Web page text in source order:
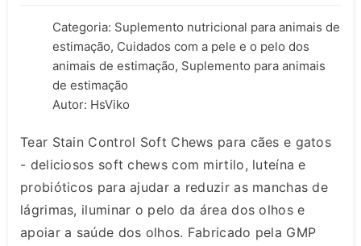
Categoria: Suplemento nutricional para animais de
estimação, Cuidados com a pele e o pelo dos
animais de estimação, Suplemento para animais
de estimação
Autor: HsViko
Tear Stain Control Soft Chews para cães e gatos
- deliciosos soft chews com mirtilo, luteína e
probióticos para ajudar a reduzir as manchas de
lágrimas, iluminar o pelo da área dos olhos e
apoiar a saúde dos olhos. Fabricado pela GMP